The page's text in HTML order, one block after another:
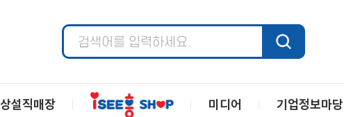
상설직매장 미디어 기업정보마당